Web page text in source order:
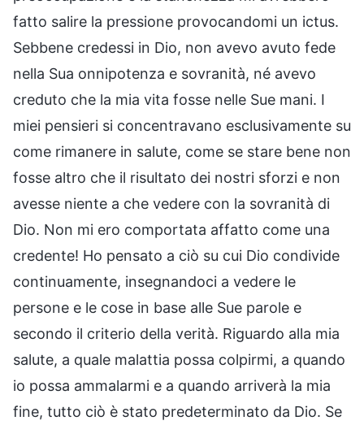
fatto salire la pressione provocandomi un ictus.
Sebbene credessi in Dio, non avevo avuto fede
nella Sua onnipotenza e sovranità, né avevo
creduto che la mia vita fosse nelle Sue mani. I
miei pensieri si concentravano esclusivamente su
come rimanere in salute, come se stare bene non
fosse altro che il risultato dei nostri sforzi e non
avesse niente a che vedere con la sovranità di
Dio. Non mi ero comportata affatto come una
credente! Ho pensato a ciò su cui Dio condivide
continuamente, insegnandoci a vedere le
persone e le cose in base alle Sue parole e
secondo il criterio della verità. Riguardo alla mia
salute, a quale malattia possa colpirmi, a quando
io possa ammalarmi e a quando arriverà la mia
fine, tutto ciò è stato predeterminato da Dio. Se